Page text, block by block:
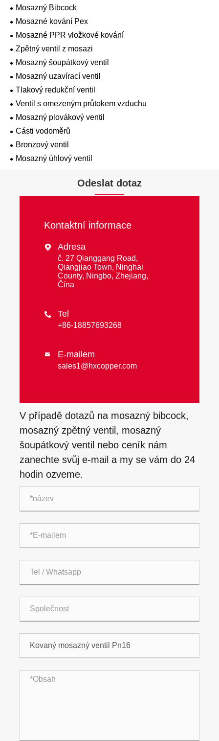
Mosazný Bibcock
Mosazné kování Pex
Mosazné PPR vložkové kování
Zpětný ventil z mosazi
Mosazný šoupátkový ventil
Mosazný uzavírací ventil
Tlakový redukční ventil
Ventil s omezeným průtokem vzduchu
Mosazný plovákový ventil
Části vodoměrů
Bronzový ventil
Mosazný úhlový ventil
Odeslat dotaz
Kontaktní informace
 Adresa
č. 27 Qianggang Road,
Qiangjiao Town, Ninghai
County, Ningbo, Zhejiang,
Čína
 Tel
+86-18857693268
 E-mailem
sales1@hxcopper.com
V případě dotazů na mosazný bibcock,
mosazný zpětný ventil, mosazný
šoupátkový ventil nebo ceník nám
zanechte svůj e-mail a my se vám do 24
hodin ozveme.